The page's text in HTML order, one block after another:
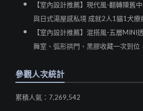
【室內設計推薦】現代風-翻轉陳舊
與日式湯屋感私境 成就2人1貓1犬療
【室內設計推薦】混搭風-五層MINI
舞室、弧形拱門、黑膠收藏一次到位
參觀人次統計
累積人氣：7,269,542